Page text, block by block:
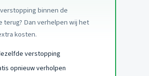
binnen de
terug? Dan verhelpen wij het
kosten.
verstopping
opnieuw verholpen